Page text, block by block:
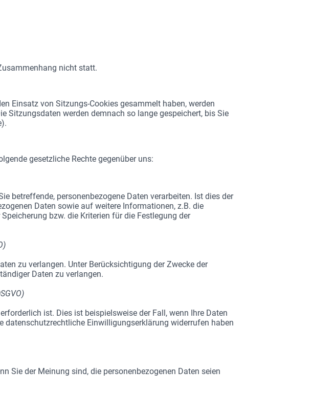
nicht statt.
Einsatz von Sitzungs-Cookies gesammelt haben, werden
Sitzungsdaten werden demnach so lange gespeichert, bis Sie
gesetzliche Rechte gegenüber uns:
betreffende, personenbezogene Daten verarbeiten. Ist dies der
Daten sowie auf weitere Informationen, z.B. die
bzw. die Kriterien für die Festlegung der
zu verlangen. Unter Berücksichtigung der Zwecke der
Daten zu verlangen.
ist. Dies ist beispielsweise der Fall, wenn Ihre Daten
Einwilligungserklärung widerrufen haben
Sie der Meinung sind, die personenbezogenen Daten seien